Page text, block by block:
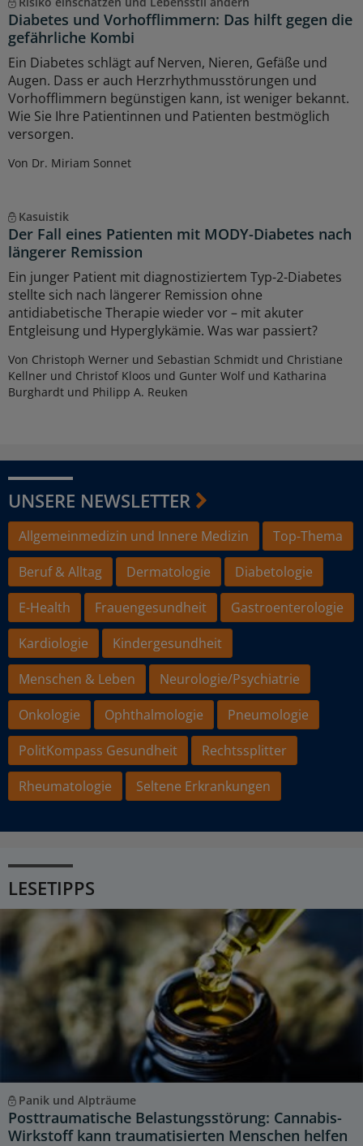
Diabetes und Vorhofflimmern: Das hilft gegen die
gefährliche Kombi
Ein Diabetes schlägt auf Nerven, Nieren, Gefäße und
Augen. Dass er auch Herzrhythmusstörungen und
Vorhofflimmern begünstigen kann, ist weniger bekannt.
Wie Sie Ihre Patientinnen und Patienten bestmöglich
versorgen.
Von Dr. Miriam Sonnet
Kasuistik
Der Fall eines Patienten mit MODY-Diabetes nach
längerer Remission
Ein junger Patient mit diagnostiziertem Typ-2-Diabetes
stellte sich nach längerer Remission ohne
antidiabetische Therapie wieder vor – mit akuter
Entgleisung und Hyperglykämie. Was war passiert?
Von Christoph Werner und Sebastian Schmidt und Christiane
Kellner und Christof Kloos und Gunter Wolf und Katharina
Burghardt und Philipp A. Reuken
UNSERE NEWSLETTER
Allgemeinmedizin und Innere Medizin
Top-Thema
Beruf & Alltag
Dermatologie
Diabetologie
E-Health
Frauengesundheit
Gastroenterologie
Kardiologie
Kindergesundheit
Menschen & Leben
Neurologie/Psychiatrie
Onkologie
Ophthalmologie
Pneumologie
PolitKompass Gesundheit
Rechtssplitter
Rheumatologie
Seltene Erkrankungen
LESETIPPS
Panik und Alpträume
Posttraumatische Belastungsstörung: Cannabis-
Wirkstoff kann traumatisierten Menschen helfen